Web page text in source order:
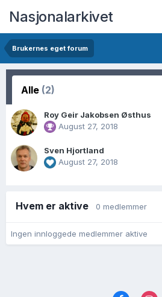
Nasjonalarkivet
Brukernes eget forum
Alle (2)
Roy Geir Jakobsen Østhus
August 27, 2018
Sven Hjortland
August 27, 2018
Hvem er aktive 0 medlemmer
Ingen innloggede medlemmer aktive